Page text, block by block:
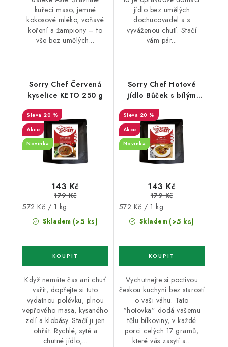
kuřecí maso, jemné
kokosové mléko, voňavé
koření a žampiony – to
vše bez umělých...
jídlo bez umělých
dochucovadel a s
vyváženou chutí. Stačí
vám pár...
Sorry Chef Červená
kyselice KETO 250 g
20 %
Akce
Novinka
Skladem (>5 ks)
143 Kč
179 Kč
Měrná
cena:
572 Kč / 1 kg
Když nemáte čas ani chuť
vařit, dopřejte si tuto
vydatnou polévku, plnou
vepřového masa, kysaného
zelí a klobásy. Stačí ji jen
ohřát. Rychlé, syté a
chutné jídlo,...
Sorry Chef Hotové
jídlo Bůček s bílým
20 %
Akce
Novinka
Skladem (>5 ks)
143 Kč
179 Kč
Měrná
cena:
572 Kč / 1 kg
Vychutnejte si poctivou
českou kuchyni bez starostí
o vaši váhu. Tato
“hotovka” dodá vašemu
tělu bílkoviny, v každé
porci celých 17 gramů,
které vás zasytí a...